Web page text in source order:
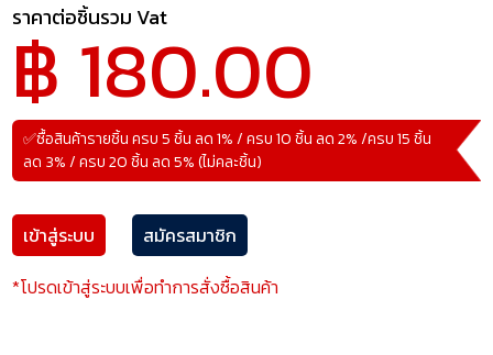
ราคาต่อชิ้นรวม Vat
฿ 180.00
✅ซื้อสินค้ารายชิ้น ครบ 5 ชิ้น ลด 1% / ครบ 10 ชิ้น ลด 2% /ครบ 15 ชิ้น
ลด 3% / ครบ 20 ชิ้น ลด 5% (ไม่คละชิ้น)
เข้าสู่ระบบ
สมัครสมาชิก
*โปรดเข้าสู่ระบบเพื่อทำการสั่งซื้อสินค้า